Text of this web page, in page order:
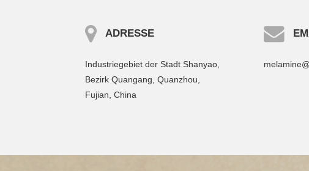
ADRESSE
Industriegebiet der Stadt Shanyao,
Bezirk Quangang, Quanzhou,
Fujian, China